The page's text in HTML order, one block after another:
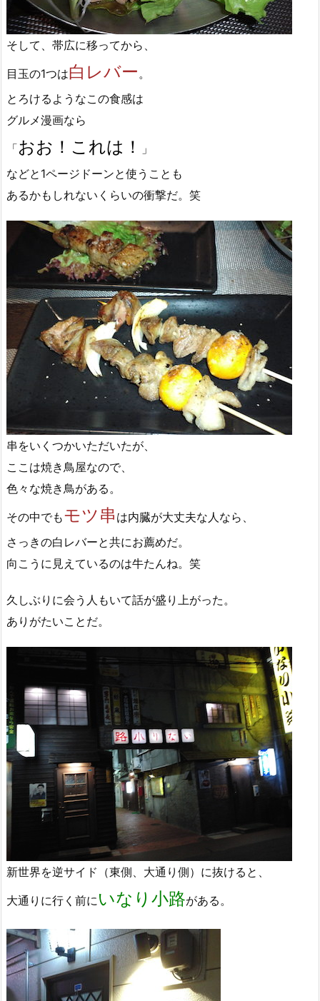
そして、帯広に移ってから、
目玉の1つは白レバー。
とろけるようなこの食感は
グルメ漫画なら
「おお！これは！
」
などと1ページドーンと使うことも
あるかもしれないくらいの衝撃だ。笑
串をいくつかいただいたが、
ここは焼き鳥屋なので、
色々な焼き鳥がある。
その中でもモツ串 は内臓が大丈夫な人なら、
さっきの白レバーと共にお薦めだ。
向こうに見えているのは牛たんね。笑
久しぶりに会う人もいて話が盛り上がった。
ありがたいことだ。
新世界を逆サイド（東側、大通り側）に抜けると、
大通りに行く前に いなり小路がある。